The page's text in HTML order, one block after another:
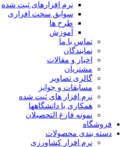
نرم افزارهای ثبت شده
سوابق سخت افزاری
طرح ها
آموزش
تماس با ما
نمایندگان
اخبار و مقالات
مشتریان
گالری تصاویر
مسابقات و جوایز
نرم افزار های ثبت شده
همکاری با دانشگاهها
نمونه فارغ التحصیلان
فروشگاه
دسته بندی محصولات
نرم افزار کشاورزی